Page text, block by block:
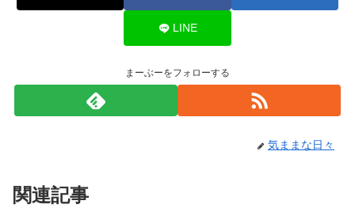
LINE
まーぶーをフォローする
気ままな日々
関連記事